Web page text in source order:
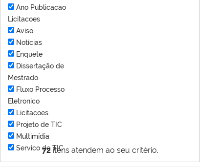
72itens atendem ao seu critério.
Ano Publicacao
Licitacoes
Aviso
Notícias
Enquete
Dissertação de
Mestrado
Fluxo Processo
Eletronico
Licitacoes
Projeto de TIC
Multimídia
Servico de TIC